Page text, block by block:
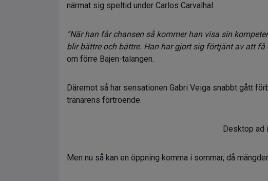
närmat sig speltid under Carlos Carvalhal.
“När han får chansen så kommer han visa sin
blir bättre och bättre. Han har gjort sig förtjänt av att få
om förre Bajen-talangen.
Däremot så har sensationen Gabri Veiga snabbt gått
tränarens förtroende.
Desktop ad
Men nu så kan en öppning komma i sommar, då